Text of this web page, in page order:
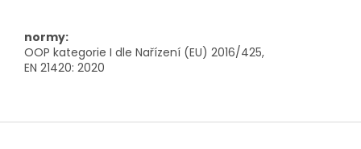
normy:
OOP kategorie I dle Nařízení (EU) 2016/425,
EN 21420: 2020
Z